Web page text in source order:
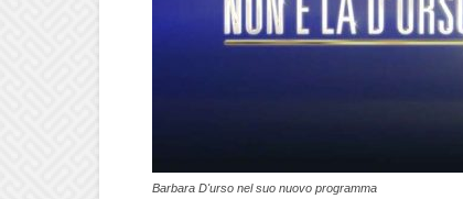
Barbara D'urso nel suo nuovo programma